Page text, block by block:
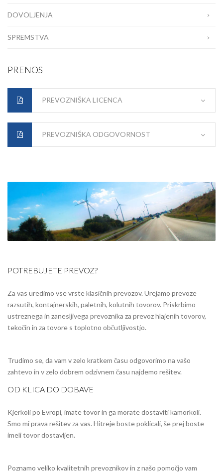
DOVOLJENJA
SPREMSTVA
PRENOS
PREVOZNIŠKA LICENCA
PREVOZNIŠKA ODGOVORNOST
POTREBUJETE PREVOZ?
Za vas uredimo vse vrste klasičnih prevozov. Urejamo prevoze
razsutih, kontajnerskih, paletnih, kolutnih tovorov. Priskrbimo
ustreznega in zanesljivega prevoznika za prevoz hlajenih tovorov,
tekočin in za tovore s toplotno občutljivostjo.
Trudimo se, da vam v zelo kratkem času odgovorimo na vašo
zahtevo in v zelo dobrem odzivnem času najdemo rešitev.
OD KLICA DO DOBAVE
Kjerkoli po Evropi, imate tovor in ga morate dostaviti kamorkoli.
Smo mi prava rešitev za vas. Hitreje boste poklicali, še prej boste
imeli tovor dostavljen.
Poznamo veliko kvalitetnih prevoznikov in z našo pomočjo vam